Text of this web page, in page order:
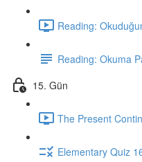
Reading:
Reading: Okuma
15. Gün
The Present
Elementary Quiz